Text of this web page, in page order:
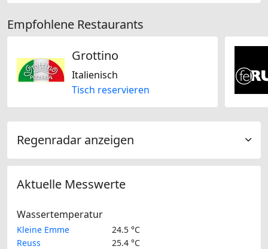
Empfohlene Restaurants
Grottino
Italienisch
Tisch reservieren
Regenradar anzeigen
Aktuelle Messwerte
Wassertemperatur
Kleine Emme
24.5 °C
Reuss
25.4 °C